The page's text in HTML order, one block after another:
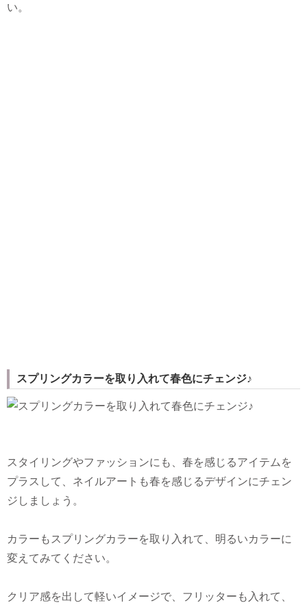
い。
スプリングカラーを取り入れて春色にチェンジ♪
スタイリングやファッションにも、春を感じるアイテムを
プラスして、ネイルアートも春を感じるデザインにチェン
ジしましょう。
カラーもスプリングカラーを取り入れて、明るいカラーに
変えてみてください。
クリア感を出して軽いイメージで、フリッターも入れて、